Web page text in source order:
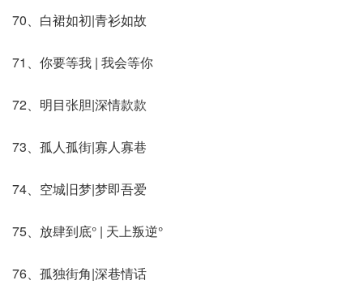
70、白裙如初|青衫如故
71、你要等我 | 我会等你
72、明目张胆|深情款款
73、孤人孤街|寡人寡巷
74、空城旧梦|梦即吾爱
75、放肆到底° | 天上叛逆°
76、孤独街角|深巷情话